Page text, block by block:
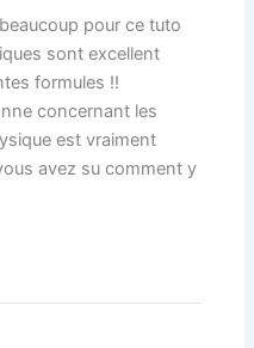
pour ce tuto
sont excellent
formules !!
concernant les
est vraiment
avez su comment y